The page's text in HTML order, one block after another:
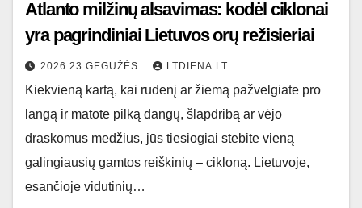
Atlanto milžinų alsavimas: kodėl ciklonai
yra pagrindiniai Lietuvos orų režisieriai
2026 23 GEGUŽĖS LTDIENA.LT
Kiekvieną kartą, kai rudenį ar žiemą pažvelgiate pro
langą ir matote pilką dangų, šlapdribą ar vėjo
draskomus medžius, jūs tiesiogiai stebite vieną
galingiausių gamtos reiškinių – cikloną. Lietuvoje,
esančioje vidutinių…